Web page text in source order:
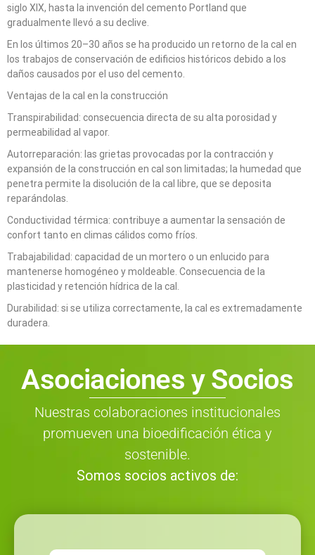
siglo XIX, hasta la invención del cemento Portland que
gradualmente llevó a su declive.
En los últimos 20–30 años se ha producido un retorno de la cal en
los trabajos de conservación de edificios históricos debido a los
daños causados por el uso del cemento.
Ventajas de la cal en la construcción
Transpirabilidad: consecuencia directa de su alta porosidad y
permeabilidad al vapor.
Autorreparación: las grietas provocadas por la contracción y
expansión de la construcción en cal son limitadas; la humedad que
penetra permite la disolución de la cal libre, que se deposita
reparándolas.
Conductividad térmica: contribuye a aumentar la sensación de
confort tanto en climas cálidos como fríos.
Trabajabilidad: capacidad de un mortero o un enlucido para
mantenerse homogéneo y moldeable. Consecuencia de la
plasticidad y retención hídrica de la cal.
Durabilidad: si se utiliza correctamente, la cal es extremadamente
duradera.
Asociaciones y Socios
Nuestras colaboraciones institucionales
promueven una bioedificación ética y
sostenible.
Somos socios activos de: